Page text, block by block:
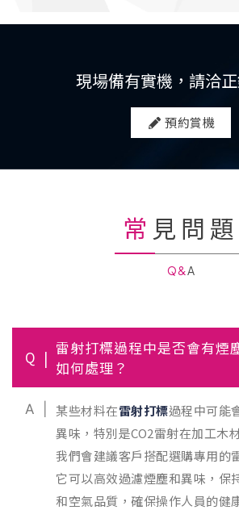
現場備有實機，請洽
預約賞機
常見問題
Q&A
Q
雷射打標過程中是否會有煙
如何處理？
A 某些材料在雷射打標過程中可能
異味，特別是CO2雷射在加工木
我們會建議客戶搭配選購專用的
它可以高效過濾煙塵和異味，保
和空氣品質，確保操作人員的健